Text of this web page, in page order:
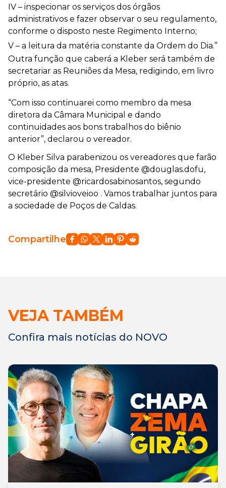
IV – inspecionar os serviços dos órgãos
administrativos e fazer observar o seu regulamento,
conforme o disposto neste Regimento Interno;
V – a leitura da matéria constante da Ordem do Dia.”
Outra função que caberá a Kleber será também de
secretariar as Reuniões da Mesa, redigindo, em livro
próprio, as atas.
“Com isso continuarei como membro da mesa
diretora da Câmara Municipal e dando
continuidades aos bons trabalhos do biênio
anterior”, declarou o vereador.
O Kleber Silva parabenizou os vereadores que farão
composição da mesa, Presidente @douglas.dofu,
vice-presidente @ricardosabinosantos, segundo
secretário @silvioveioo . Vamos trabalhar juntos para
a sociedade de Poços de Caldas.
Compartilhe
VEJA TAMBÉM
Confira mais notícias do NOVO